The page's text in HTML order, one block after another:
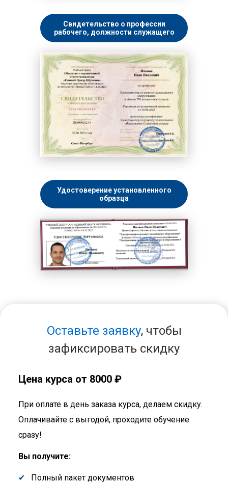
Свидетельство о профессии
рабочего, должности служащего
Удостоверение установленного
образца
Оставьте заявку, чтобы
зафиксировать скидку
Цена курса от 8000 ₽
При оплате в день заказа курса, делаем скидку.
Оплачивайте с выгодой, проходите обучение
сразу!
Вы получите:
Полный пакет документов